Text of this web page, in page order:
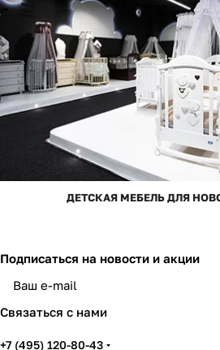
ДЕТСКАЯ МЕБЕЛЬ ДЛЯ
Подписаться на новости и акции
Связаться с нами
+7 (495) 120-80-43